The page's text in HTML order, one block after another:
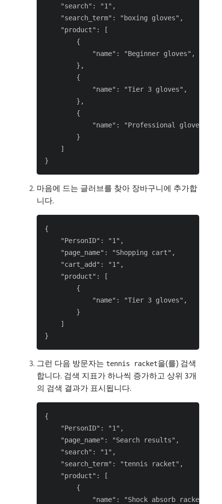
    "search": "1",
    "search_term": "boxing gloves",
    "product": [
        {
            "name": "Beginner gloves",
        },
        {
            "name": "Tier 3 gloves",
        },
        {
            "name": "Professional gloves",
        }
    ]
마음에 드는 글러브를 찾아 장바구니에 추가합
니다.
{
    "PersonID": "1",
    "page_name": "Shopping cart",
    "cart_add": "1",
    "product": [
        {
            "name": "Tier 3 gloves",
        }
    ]
그런 다음 방문자는 tennis racket을(를) 검색
합니다. 검색 지표가 하나씩 증가하고 상위 3개
의 검색 결과가 표시됩니다.
{
    "PersonID": "1",
    "page_name": "Search results",
    "search": "1",
    "search_term": "tennis racket",
    "product": [
        {
            "name": "Shock absorb racket",